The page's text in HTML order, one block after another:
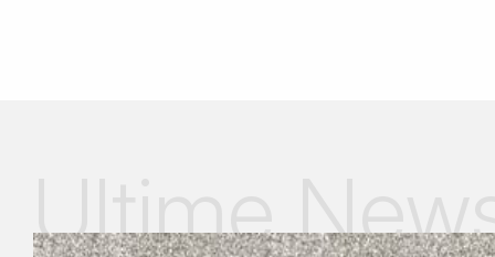
Ultime